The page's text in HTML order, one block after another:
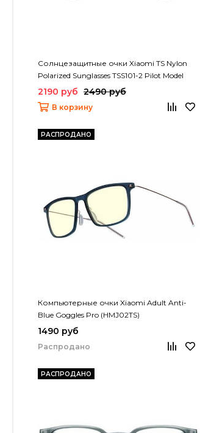
Солнцезащитные очки Xiaomi TS Nylon
Polarized Sunglasses TSS101-2 Pilot Model
2190 руб 2490 руб
В корзину
РАСПРОДАНО
Компьютерные очки Xiaomi Adult Anti-
Blue Goggles Pro (HMJ02TS)
1490 руб
Распродано
РАСПРОДАНО